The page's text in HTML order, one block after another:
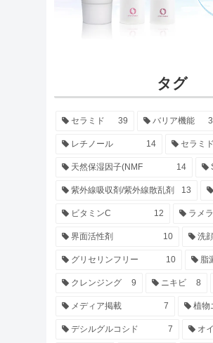
タグ
セラミド 39 バリア機能
レチノール 14 セラミ
天然保湿因子(NMF 14
紫外線吸収剤/紫外線散乱剤 13
ビタミンC 12 ラメ
界面活性剤 10 洗
グリセリンフリー 10 脂
クレンジング 9 ニキビ 8
メディア掲載 7 植物
デシルグルコシド 7 オ